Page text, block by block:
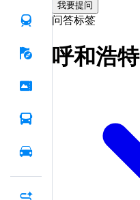
我要提问
问答标签
呼和浩特